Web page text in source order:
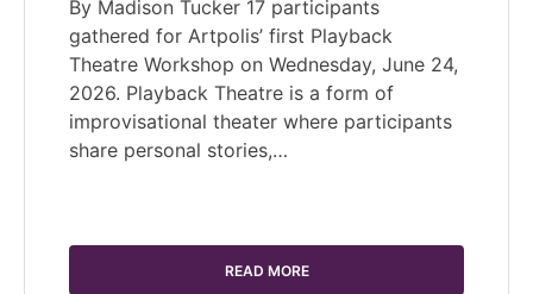
By Madison Tucker 17 participants
gathered for Artpolis’ first Playback
Theatre Workshop on Wednesday, June 24,
2026. Playback Theatre is a form of
improvisational theater where participants
share personal stories,…
READ MORE